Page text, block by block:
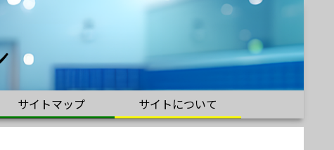
サイトマップ サイトについて